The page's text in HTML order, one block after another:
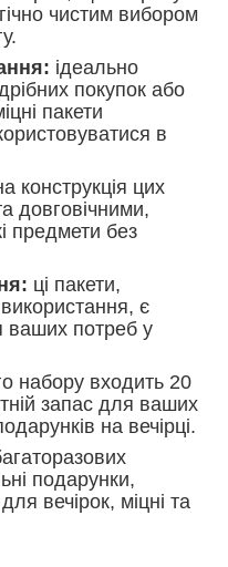
чистим вибором
ідеально
покупок або
пакети
в
конструкція цих
довговічними,
предмети без
ці пакети,
є
ваших потреб у
набору входить 20
запас для ваших
на вечірці.
подарунки,
вечірок, міцні та